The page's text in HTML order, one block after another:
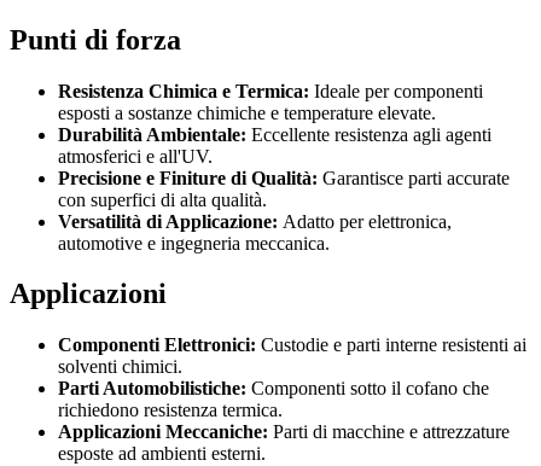
Punti di forza
Resistenza Chimica e Termica: Ideale per componenti
esposti a sostanze chimiche e temperature elevate.
Durabilità Ambientale: Eccellente resistenza agli agenti
atmosferici e all'UV.
Precisione e Finiture di Qualità: Garantisce parti accurate
con superfici di alta qualità.
Versatilità di Applicazione: Adatto per elettronica,
automotive e ingegneria meccanica.
Applicazioni
Componenti Elettronici: Custodie e parti interne resistenti ai
solventi chimici.
Parti Automobilistiche: Componenti sotto il cofano che
richiedono resistenza termica.
Applicazioni Meccaniche: Parti di macchine e attrezzature
esposte ad ambienti esterni.